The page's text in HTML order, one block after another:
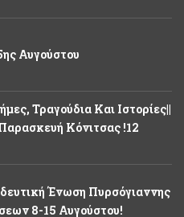
Αυγούστου
Τραγούδια Και Ιστορίες||
Κόνιτσας !12
Ένωση Πυρσόγιαννης
8-15 Αυγούστου!